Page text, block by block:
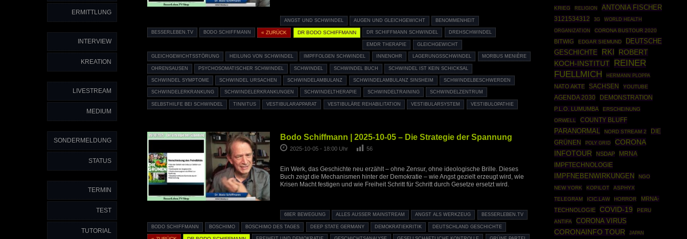
ERMITTLUNG
INTERVIEW
KREATION
LIVESTREAM
MEDIUM
SONDERMELDUNG
STATUS
TERMIN
TEST
TUTORIAL
ANGST UND SCHWINDEL AUGEN UND GLEICHGEWICHT BENOMMENHEIT
BESSERLEBEN.TV BODO SCHIFFMANN « ZURÜCK DR BODO SCHIFFMANN DR SCHIFFMANN SCHWINDEL DREHSCHWINDEL
EMDR THERAPIE GLEICHGEWICHT
GLEICHGEWICHTSSTÖRUNG HEILUNG VON SCHWINDEL IMPFFOLGEN SCHWINDEL INNENOHR LAGERUNGSSCHWINDEL MORBUS MENIÈRE
OHRENSAUSEN PSYCHOSOMATISCHER SCHWINDEL SCHWINDEL SCHWINDEL BUCH SCHWINDEL IST KEIN SCHICKSAL
SCHWINDEL SYMPTOME SCHWINDEL URSACHEN SCHWINDELAMBULANZ SCHWINDELAMBULANZ SINSHEIM SCHWINDELBESCHWERDEN
SCHWINDELERKRANKUNG SCHWINDELERKRANKUNGEN SCHWINDELTHERAPIE SCHWINDELTRAINING SCHWINDELZENTRUM
SELBSTHILFE BEI SCHWINDEL TINNITUS VESTIBULARAPPARAT VESTIBULÄRE REHABILITATION VESTIBULARSYSTEM VESTIBULOPATHIE
Bodo Schiffmann | 2025-10-05 – Die Strategie der Spannung
2025-10-05 - 18:00 Uhr 56
Ein Werk, das Geschichte neu erzählt – ohne Zensur, ohne ideologische Brille. Dieses
Buch zeigt die Mechanismen hinter der Demokratie – wie Angst gezielt erzeugt wird, wie
Krisen Macht festigen und wie Freiheit Schritt für Schritt durch Gesetze ersetzt wird.
68ER BEWEGUNG ALLES AUSSER MAINSTREAM ANGST ALS WERKZEUG BESSERLEBEN.TV
BODO SCHIFFMANN BOSCHIMO BOSCHIMO DES TAGES DEEP STATE GERMANY DEMOKRATIEKRITIK DEUTSCHLAND GESCHICHTE
KRIEG
RELIGION ANTONIA FISCHER
3121534312 3G
WORLD HEALTH
ORGANIZATION
CORONA BUSTOUR 2020
BITWIG EDGAR SIEMUND
DEUTSCHE
GESCHICHTE
RKI
ROBERT
KOCH-INSTITUT
REINER
FUELLMICH
HERMANN PLOPPA
NATO AKTE SACHSEN YOUTUBE
AGENDA 2030 DEMONSTRATION
P.L.O. LUMUMBA
ERSCHEINUNG
ORWELL
COUNTY BLUFF
PARANORMAL NORD STREAM 2
DIE
GRÜNEN
POLY GRID
CORONA
INFOTOUR
NSDAP
MRNA
IMPFTECHNOLOGIE
IMPFNEBENWIRKUNGEN
NGO
NEW YORK
KOPILOT
ASPHYX
TELEGRAM
ICIC.LAW HORROR
MRNA-
TECHNOLOGIE
COVID-19
PERU
ANTIFA
CORONA VIRUS
CORONAINFO TOUR
JAPAN